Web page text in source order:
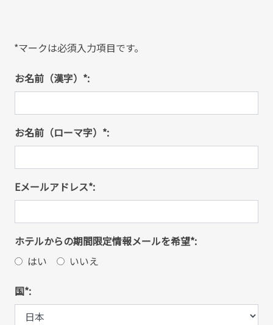
お名前（漢字）*:
お名前（ローマ字）*:
Eメールアドレス*:
ホテルからの期間限定情報メールを希望*:
はい
いいえ
国*: